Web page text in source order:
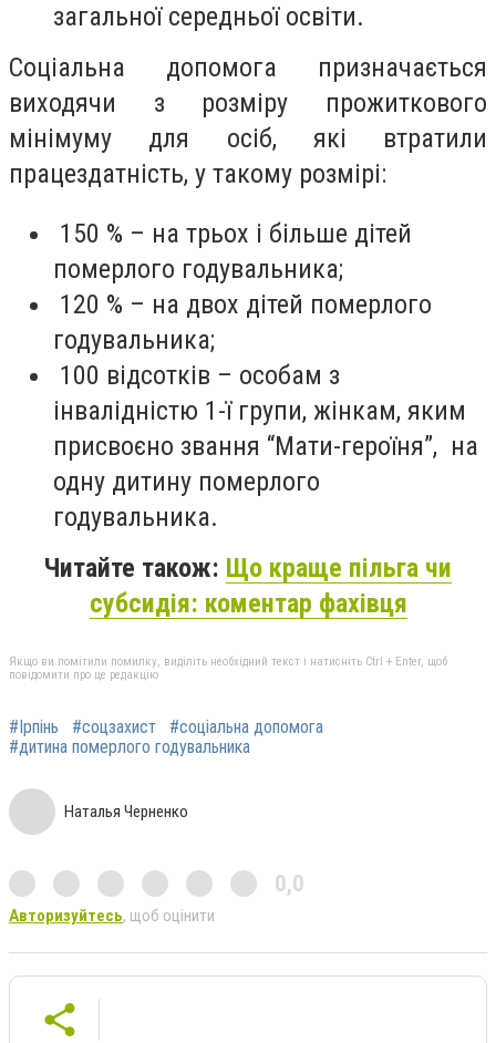
загальної середньої освіти.
Соціальна допомога призначається
виходячи з розміру прожиткового
мінімуму для осіб, які втратили
працездатність, у такому розмірі:
150 % – на трьох і більше дітей
померлого годувальника;
120 % – на двох дітей померлого
годувальника;
100 відсотків – особам з
інвалідністю 1-ї групи, жінкам, яким
присвоєно звання “Мати-героїня”, на
одну дитину померлого
годувальника.
Читайте також: Що краще пільга чи
субсидія: коментар фахівця
Якщо ви помітили помилку, виділіть необхідний текст і натисніть Ctrl + Enter, щоб
повідомити про це редакцію
#Ірпінь #соцзахист
#соціальна допомога
#дитина померлого годувальника
Наталья Черненко
0,0
Авторизуйтесь, щоб оцінити